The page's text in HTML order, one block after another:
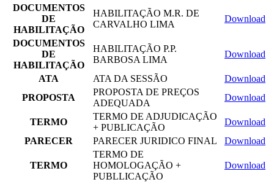
DOCUMENTOS
DE
HABILITAÇÃO
HABILITAÇÃO M.R. DE
CARVALHO LIMA
Download
DOCUMENTOS
DE
HABILITAÇÃO
HABILITAÇÃO P.P.
BARBOSA LIMA
Download
ATA ATA DA SESSÃO
Download
PROPOSTA
PROPOSTA DE PREÇOS
ADEQUADA
Download
TERMO
TERMO DE ADJUDICAÇÃO
+ PUBLICAÇÃO
Download
PARECER
PARECER JURIDICO FINAL Download
TERMO
TERMO DE
HOMOLOGAÇÃO +
PUBLLICAÇÃO
Download